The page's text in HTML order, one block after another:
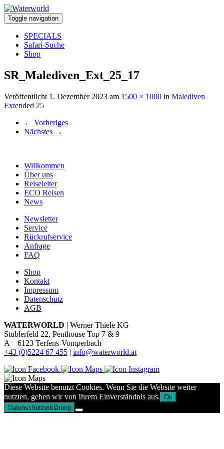
Toggle navigation
SPECIALS
Safari-Suche
Shop
SR_Malediven_Ext_25_17
Veröffentlicht 1. Dezember 2023 am 1500 × 1000 in Malediven
Extended 25
← Vorheriges
Nächstes →
Willkommen
Über uns
Reiseleiter
ECO Reisen
News
Newsletter
Service
Rückrufservice
Anfrage
FAQ
Shop
Kontakt
Impressum
Datenschutz
AGB
WATERWORLD | Werner Thiele KG
Stublerfeld 22, Penthouse Top 7 & 9
A – 6123 Terfens-Vomperbach
+43 (0)5224 67 455 | info@waterworld.at
Diese Website benutzt Cookies. Wenn Sie die Website weiter
nutzten, gehen wir von Ihrem Einverständnis aus. Ok
Datenschutzerklärung